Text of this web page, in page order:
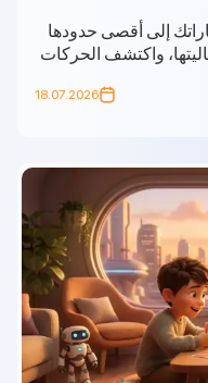
إلى أقصى حدودها
واكتشف الحركات
الصعبة لتحسين أسلوب
18.07.2026